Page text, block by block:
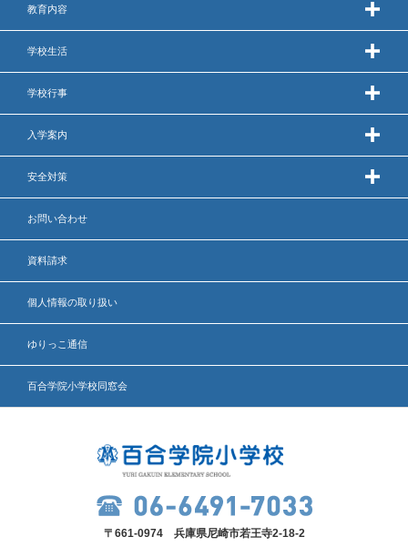
教育内容
学校生活
学校行事
入学案内
安全対策
お問い合わせ
資料請求
個人情報の取り扱い
ゆりっこ通信
百合学院小学校同窓会
〒661-0974 兵庫県尼崎市若王寺2-18-2
転編入試験について